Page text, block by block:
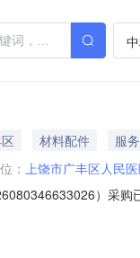
材料配件
服务
：
上饶市广丰区人民
）采
单位地址：江西省上